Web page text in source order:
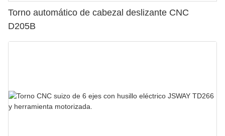
Torno automático de cabezal deslizante CNC
D205B